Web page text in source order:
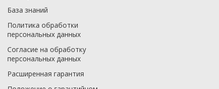
База знаний
Политика обработки
персональных данных
Согласие на обработку
персональных данных
Расширенная гарантия